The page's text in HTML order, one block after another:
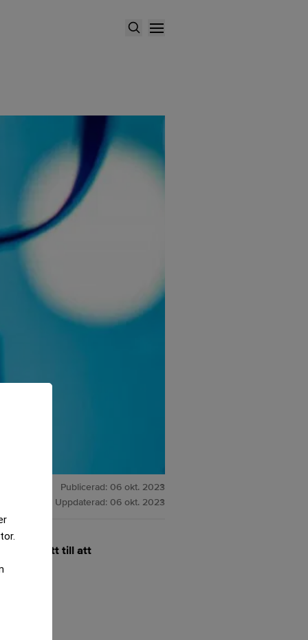
Publicerad: 06 okt. 2023
Uppdaterad: 06 okt. 2023
har det lett till att